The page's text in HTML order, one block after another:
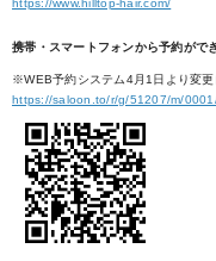
https://www.hilltop-hair.com/
携帯・スマートフォンから予約がで
※WEB予約システム4月1日より変更
https://saloon.to/r/g/51207/m/